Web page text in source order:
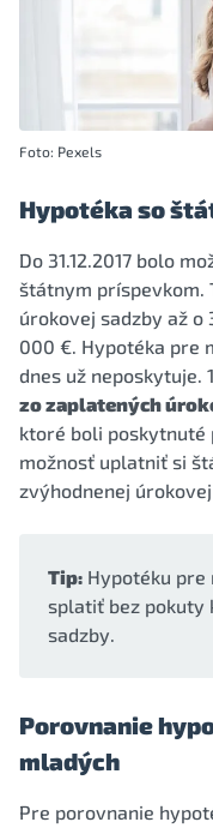
Foto: Pexels
Hypotéka so
Do 31.12.2017 bolo
štátnym príspevkom.
úrokovej sadzby až o
000 €. Hypotéka pre
dnes už neposkytuje.
zo zaplatených
ktoré boli poskytnuté
možnosť uplatniť si
zvýhodnenej
Tip: Hypotéku pre
splatiť bez pokuty
sadzby.
Porovnanie
mladých
Pre porovnanie